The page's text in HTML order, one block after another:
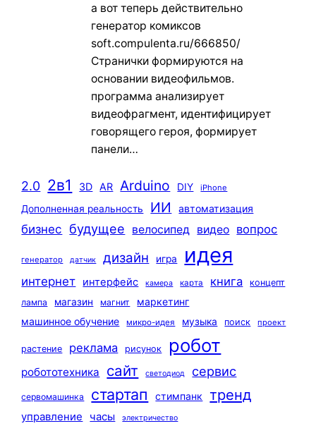
а вот теперь действительно
генератор комиксов
soft.compulenta.ru/666850/
Странички формируются на
основании видеофильмов.
программа анализирует
видеофрагмент, идентифицирует
говорящего героя, формирует
панели…
2.0 2в1 3D AR Arduino DIY iPhone
Дополненная реальность ИИ автоматизация
бизнес будущее велосипед видео вопрос
генератор датчик дизайн игра идея
интернет интерфейс камера карта книга
концепт
лампа
магазин магнит
маркетинг
машинное обучение
микро-идея музыка поиск проект
растение реклама рисунок робот
робототехника сайт светодиод сервис
сервомашинка стартап стимпанк тренд
управление часы электричество